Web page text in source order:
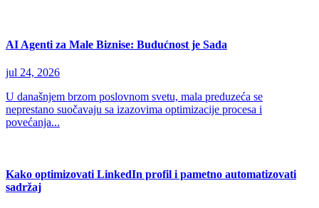
AI Agenti za Male Biznise: Budućnost je Sada
jul 24, 2026
U današnjem brzom poslovnom svetu, mala preduzeća se
neprestano suočavaju sa izazovima optimizacije procesa i
povećanja...
Kako optimizovati LinkedIn profil i pametno automatizovati
sadržaj